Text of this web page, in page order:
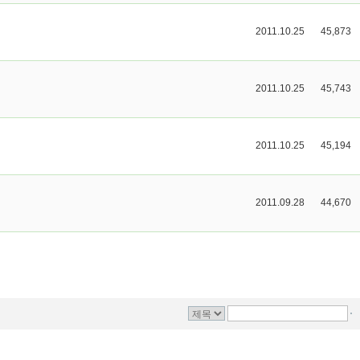
2011.10.25 45,873
2011.10.25 45,743
2011.10.25 45,194
2011.09.28 44,670